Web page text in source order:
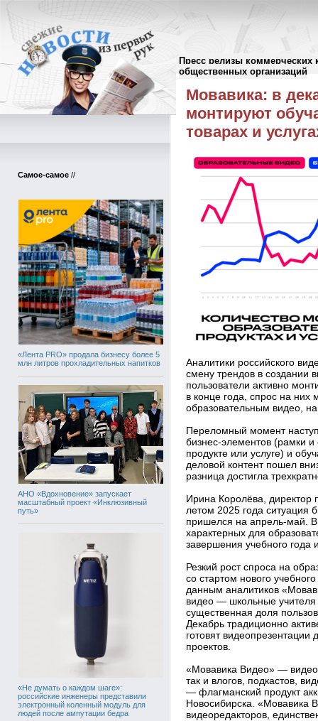
Пресс релизы коммерческих
общественных организаций
Самое-самое //
«Лента PRO» продала бизнесу более 5
млн литров прохладительных напитков
АНО «Вдохновение» запускает
масштабный проект «Инклюзивный
путь»
«Не думать о каждом шаге»:
российские инженеры представили
электронный коленный модуль для
людей после ампутации бедра
Пресс-релизы//
Мовавика: в
монтируют
товарах и
Аналитики российского
смену трендов в создании
пользователи активно
в конце года, спрос на
образовательным видео,
Переломный момент
бизнес-элементов (рамки
продукте или услуге) и
деловой контент пошел
разница достигла
Ирина Королёва, директор
летом 2025 года ситуация
пришелся на апрель-май.
характерных для
завершения учебного года
Резкий рост спроса на
со стартом нового
данным аналитиков
видео — школьные учителя
существенная доля
Декабрь традиционно
готовят
проектов.
«Мовавика Видео» —
так и влогов, подкастов,
— флагманский продукт
Новосибирска. «Мовавика
видеоредакторов,